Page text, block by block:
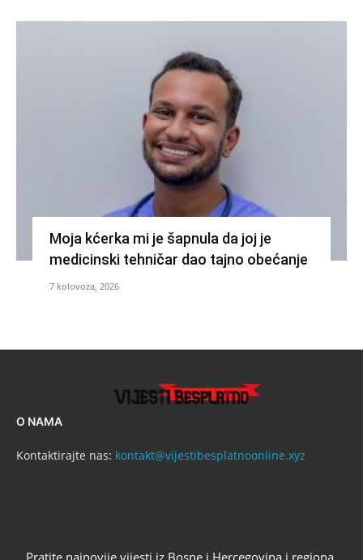
Moja kćerka mi je šapnula da joj je
medicinski tehničar dao tajno obećanje
7 kolovoza, 2026
O NAMA
Kontaktirajte nas: kontakt@vijestibesplatnoonline.xyz